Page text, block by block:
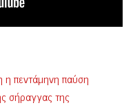
η πεντάμηνη παύση
σήραγγας της